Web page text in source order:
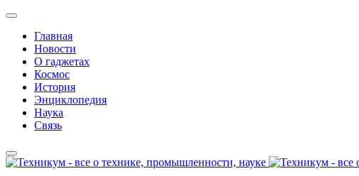
Главная
Новости
О гаджетах
Космос
История
Энциклопедия
Наука
Связь